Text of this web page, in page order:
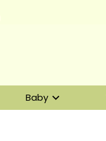
Baby